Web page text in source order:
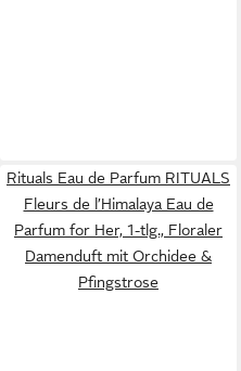
Rituals Eau de Parfum RITUALS
Fleurs de l’Himalaya Eau de
Parfum for Her, 1-tlg., Floraler
Damenduft mit Orchidee &
Pfingstrose